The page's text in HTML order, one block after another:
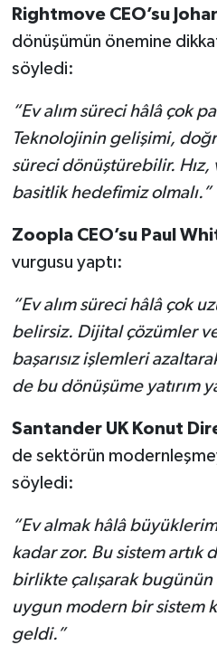
Rightmove CEO’su
dönüşümün önemine
söyledi:
“Ev alım süreci hâlâ çok
Teknolojinin gelişimi,
süreci dönüştürebilir. Hız,
basitlik hedefimiz olmalı.”
Zoopla CEO’su Paul
vurgusu yaptı:
“Ev alım süreci hâlâ çok
belirsiz. Dijital çözümler
başarısız işlemleri
de bu dönüşüme yatırım
Santander UK Konut
de sektörün
söyledi:
“Ev almak hâlâ
kadar zor. Bu sistem
birlikte çalışarak bugünün
uygun modern bir sistem
geldi.”